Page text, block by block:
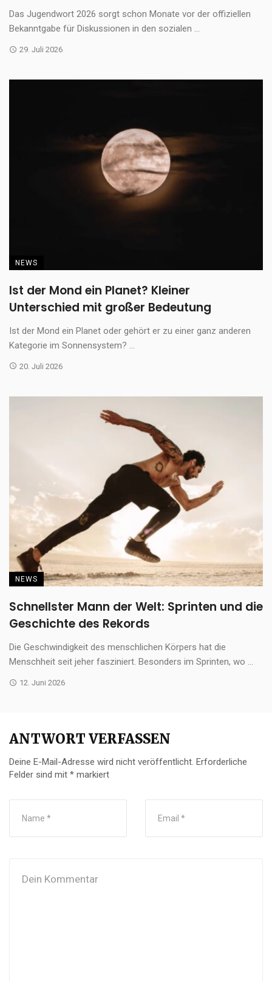
Das Jugendwort 2026 sorgt schon Monate vor der offiziellen
Bekanntgabe für Diskussionen in den sozialen ...
29. Juli 2026
NEWS
Ist der Mond ein Planet? Kleiner
Unterschied mit großer Bedeutung
Ist der Mond ein Planet oder gehört er zu einer ganz anderen
Kategorie im Sonnensystem? ...
20. Juli 2026
NEWS
Schnellster Mann der Welt: Sprinten und die
Geschichte des Rekords
Die Geschwindigkeit des menschlichen Körpers hat die
Menschheit seit jeher fasziniert. Besonders im Sprinten, wo ...
12. Juni 2026
ANTWORT VERFASSEN
Deine E-Mail-Adresse wird nicht veröffentlicht. Erforderliche
Felder sind mit * markiert